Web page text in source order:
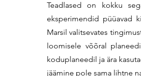
Teadlased on kokku
eksperimendid püüavad
Marsil valitsevates
loomisele võõral
koduplaneedil ja ära
jäämine pole sama lihtne